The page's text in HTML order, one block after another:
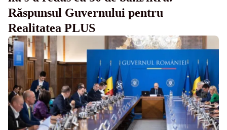
Răspunsul Guvernului pentru
Realitatea PLUS